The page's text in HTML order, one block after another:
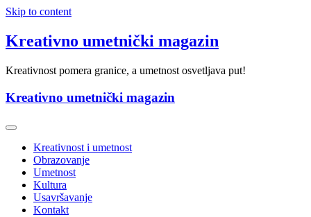
Skip to content
Kreativno umetnički magazin
Kreativnost pomera granice, a umetnost osvetljava put!
Kreativno umetnički magazin
Kreativnost i umetnost
Obrazovanje
Umetnost
Kultura
Usavršavanje
Kontakt